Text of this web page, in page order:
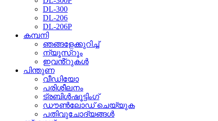
DL-300
DL-206
DL-206P
കമ്പനി
ഞങ്ങളേക്കുറിച്ച്
ന്യൂസ്റൂം
ഇവൻ്റുകൾ
പിന്തുണ
വീഡിയോ
പരിശീലനം
ട്രബിൾഷൂട്ടിംഗ്
ഡൗൺലോഡ് ചെയ്യുക
പതിവുചോദ്യങ്ങൾ